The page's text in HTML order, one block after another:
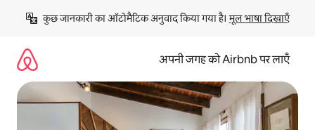
छोड़कर
कॉन्टेंट
कुछ जानकारी का ऑटोमैटिक अनुवाद किया गया है। मूल भाषा दिखाएँ
अपनी जगह को Airbnb पर लाएँ